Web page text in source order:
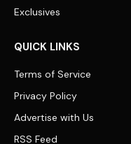
Exclusives
QUICK LINKS
Terms of Service
Privacy Policy
Advertise with Us
RSS Feed